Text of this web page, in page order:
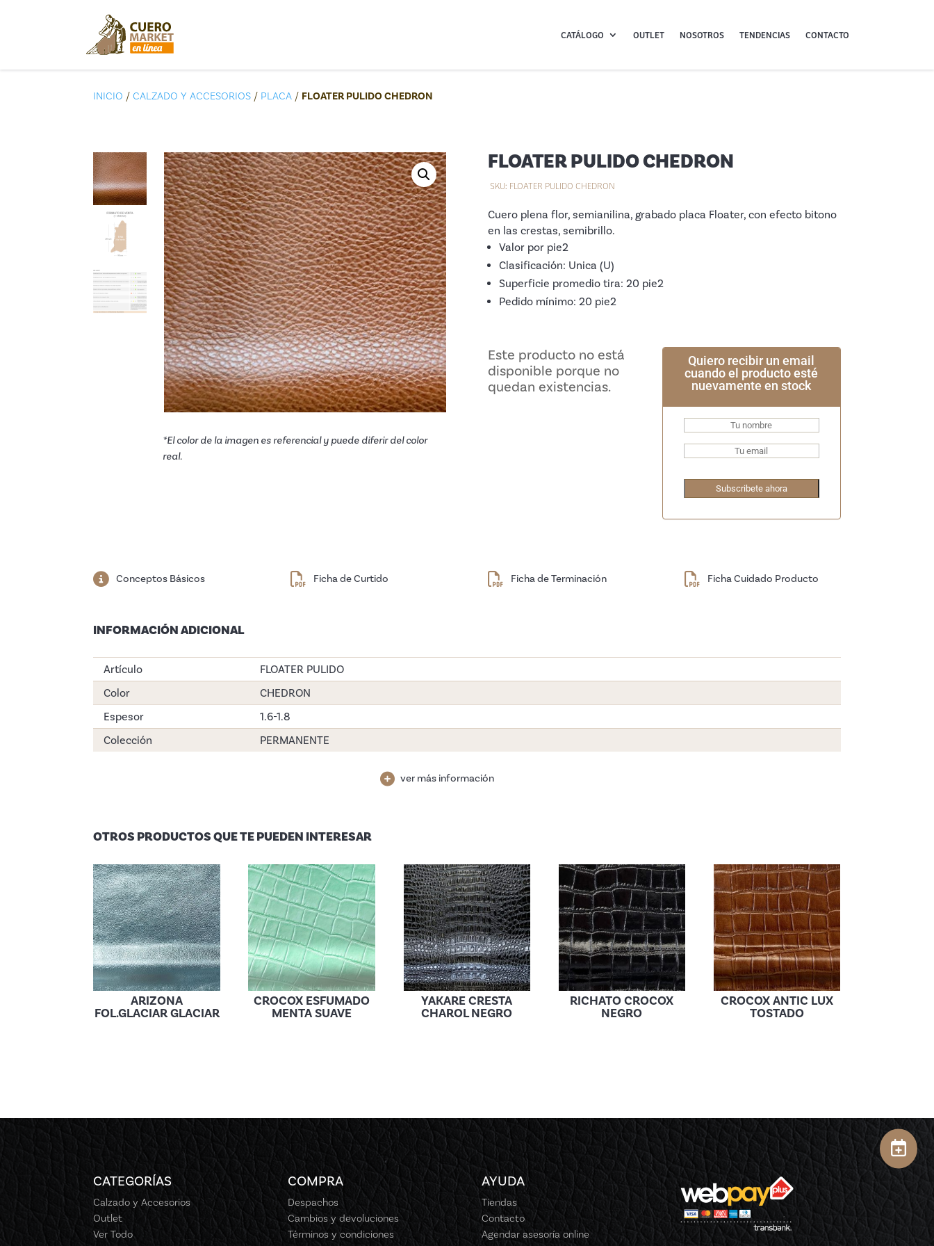
CATÁLOGO OUTLET NOSOTROS TENDENCIAS CONTACTO
INICIO / CALZADO Y ACCESORIOS / PLACA / FLOATER PULIDO CHEDRON
*El color de la imagen es referencial y puede diferir del color
real.
FLOATER PULIDO CHEDRON
SKU: FLOATER PULIDO CHEDRON
Cuero plena flor, semianilina, grabado placa Floater, con efecto bitono
en las crestas, semibrillo.
Valor por pie2
Clasificación: Unica (U)
Superficie promedio tira: 20 pie2
Pedido mínimo: 20 pie2
Este producto no está
disponible porque no
quedan existencias.
Quiero recibir un email
cuando el producto esté
nuevamente en stock
Conceptos Básicos Ficha de Curtido Ficha de Terminación Ficha Cuidado Producto
INFORMACIÓN ADICIONAL
Artículo
FLOATER PULIDO
Color
CHEDRON
Espesor
1.6-1.8
Colección
PERMANENTE
ver más información
OTROS PRODUCTOS QUE TE PUEDEN INTERESAR
ARIZONA
FOL.GLACIAR GLACIAR
CROCOX ESFUMADO
MENTA SUAVE
YAKARE CRESTA
CHAROL NEGRO
RICHATO CROCOX
NEGRO
CROCOX ANTIC LUX
TOSTADO
CATEGORÍAS
Calzado y Accesorios
Outlet
Ver Todo
COMPRA
Despachos
Cambios y devoluciones
Términos y condiciones
AYUDA
Tiendas
Contacto
Agendar asesoría online